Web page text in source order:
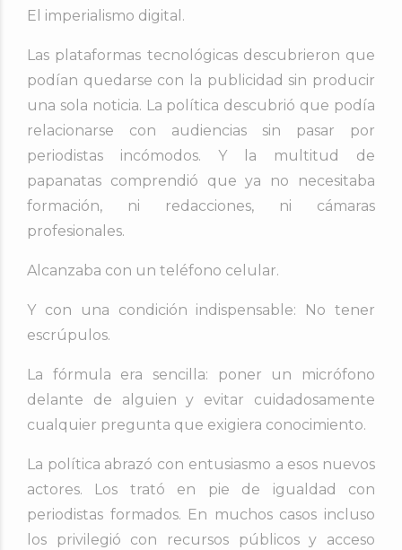
El imperialismo digital.
Las plataformas tecnológicas descubrieron que
podían quedarse con la publicidad sin producir
una sola noticia. La política descubrió que podía
relacionarse con audiencias sin pasar por
periodistas incómodos. Y la multitud de
papanatas comprendió que ya no necesitaba
formación, ni redacciones, ni cámaras
profesionales.
Alcanzaba con un teléfono celular.
Y con una condición indispensable:
No tener
escrúpulos.
La fórmula era sencilla: poner un micrófono
delante de alguien y evitar cuidadosamente
cualquier pregunta que exigiera conocimiento.
La política abrazó con entusiasmo a esos nuevos
actores. Los trató en pie de igualdad con
periodistas formados. En muchos casos incluso
los privilegió con recursos públicos y acceso